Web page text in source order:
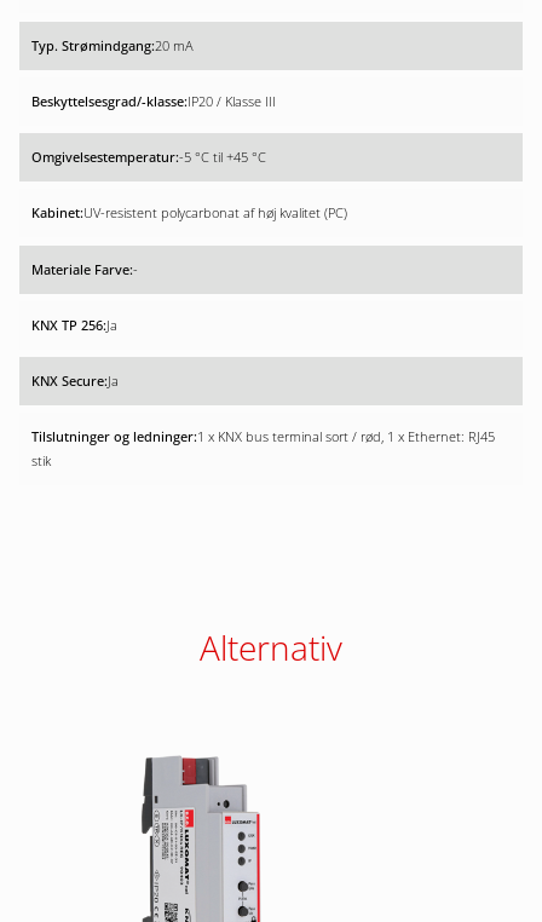
20 mA
IP20 / Klasse III
-5 °C til +45 °C
UV-resistent polycarbonat af høj kvalitet (PC)
-
Ja
Ja
1 x KNX bus terminal sort / rød, 1 x Ethernet: RJ45
stik
Alternativ